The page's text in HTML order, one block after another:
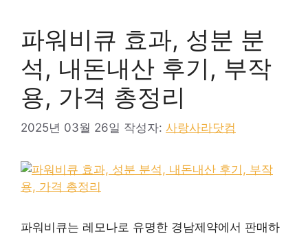
파워비큐 효과, 성분 분
석, 내돈내산 후기, 부작
용, 가격 총정리
2025년 03월 26일 작성자: 사랑사라닷컴
파워비큐는 레모나로 유명한 경남제약에서 판매하